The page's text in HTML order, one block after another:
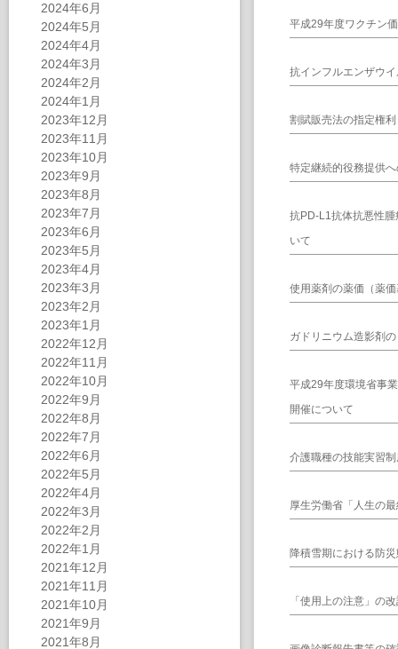
2024年6月
2024年5月
2024年4月
2024年3月
2024年2月
2024年1月
2023年12月
2023年11月
2023年10月
2023年9月
2023年8月
2023年7月
2023年6月
2023年5月
2023年4月
2023年3月
2023年2月
2023年1月
2022年12月
2022年11月
2022年10月
2022年9月
2022年8月
2022年7月
2022年6月
2022年5月
2022年4月
2022年3月
2022年2月
2022年1月
2021年12月
2021年11月
2021年10月
2021年9月
2021年8月
平成29年度ワクチン
抗インフルエンザウ
割賦販売法の指定権
特定継続的役務提供
抗PD-L1抗体抗悪性
いて
使用薬剤の薬価（薬
ガドリニウム造影剤
平成29年度環境省事
開催について
介護職種の技能実習
厚生労働省「人生の
降積雪期における防
「使用上の注意」の